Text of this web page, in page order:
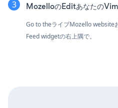
MozelloのEditあなたの
Go to theライブMozello website
Feed widgetの右上隅で。